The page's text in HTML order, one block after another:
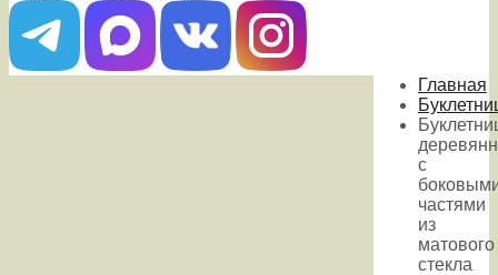
Главная
с
частями
из
матового
стекла